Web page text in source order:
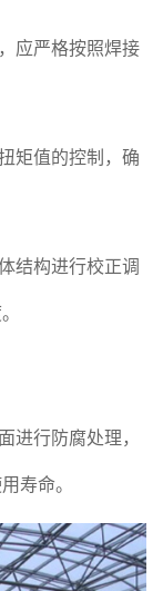
应严格按照焊接
矩值的控制，确
结构进行校正调
进行防腐处理，
寿命。